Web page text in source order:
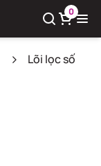
0
Lõi lọc số